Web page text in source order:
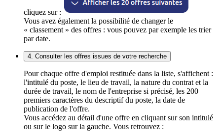
cliquez sur :
Vous avez également la possibilité de changer le
« classement » des offres : vous pouvez par exemple les trier
par date.
4. Consulter les offres issues de votre recherche
Pour chaque offre d'emploi restituée dans la liste, s'affichent :
l'intitulé du poste, le lieu de travail, la nature du contrat et la
durée de travail, le nom de l'entreprise si précisé, les 200
premiers caractères du descriptif du poste, la date de
publication de l'offre.
Vous accédez au détail d'une offre en cliquant sur son intitulé
ou sur le logo sur la gauche. Vous retrouvez :